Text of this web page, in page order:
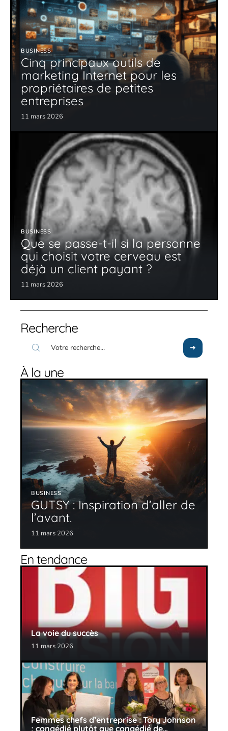
BUSINESS
Cinq principaux outils de
marketing Internet pour les
propriétaires de petites
entreprises
11 mars 2026
BUSINESS
Que se passe-t-il si la personne
qui choisit votre cerveau est
déjà un client payant ?
11 mars 2026
Recherche
À la une
BUSINESS
GUTSY : Inspiration d’aller de
l’avant.
11 mars 2026
En tendance
La voie du succès
11 mars 2026
Femmes chefs d’entreprise : Tory Johnson
; congédié plutôt que congédié de…